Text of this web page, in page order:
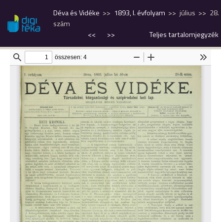
Déva és Vidéke 1893, I. évfolyam július
28.
szám
<<
>> Teljes tartalomjegyzék